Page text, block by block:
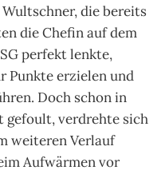
die bereits
die Chefin auf dem
perfekt lenkte,
Punkte erzielen und
Doch schon in
gefoult, verdrehte sich
weiteren Verlauf
Aufwärmen vor